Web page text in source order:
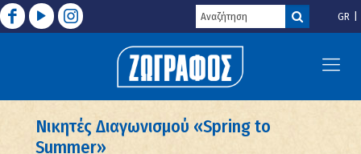
GR
Νικητές Διαγωνισμού «Spring to
Summer»